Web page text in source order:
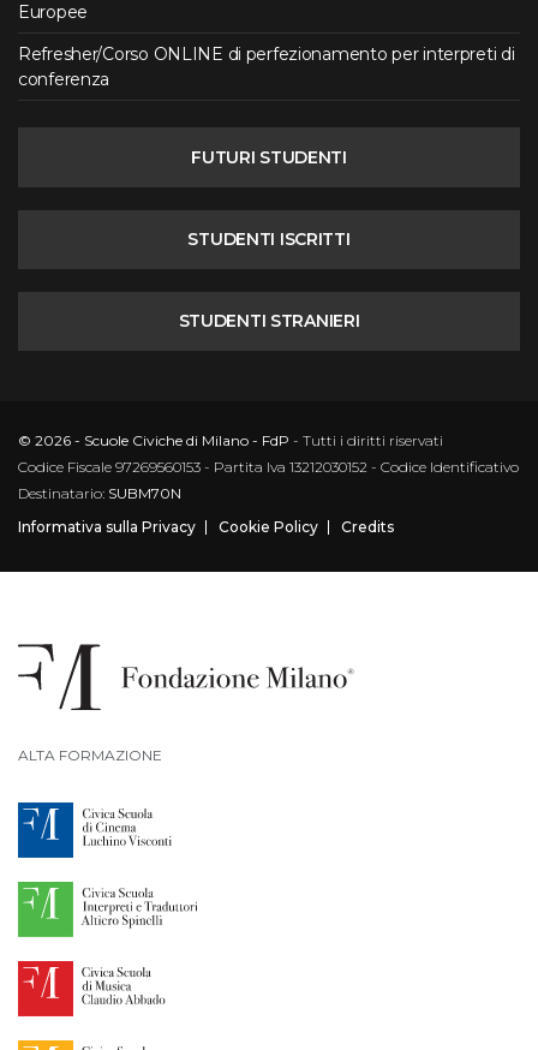
Europee
Refresher/Corso ONLINE di perfezionamento per interpreti di
conferenza
FUTURI STUDENTI
STUDENTI ISCRITTI
STUDENTI STRANIERI
© 2026 - Scuole Civiche di Milano - FdP - Tutti i diritti riservati
Codice Fiscale 97269560153 - Partita Iva 13212030152 - Codice Identificativo
Destinatario: SUBM70N
Informativa sulla Privacy
Cookie Policy Credits
ALTA FORMAZIONE